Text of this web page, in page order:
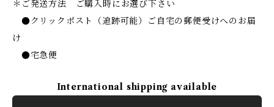
＊ご発送方法 ご購入時にお選び下さい
●クリックポスト（追跡可能）ご自宅の郵便受けへのお届
け
●宅急便
International shipping available